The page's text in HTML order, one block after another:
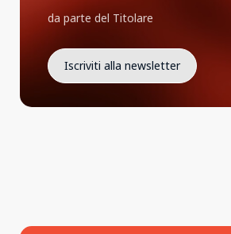
da parte del Titolare